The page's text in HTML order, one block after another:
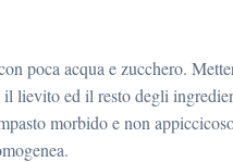
poca acqua e zucchero.
lievito ed il resto degli
morbido e non